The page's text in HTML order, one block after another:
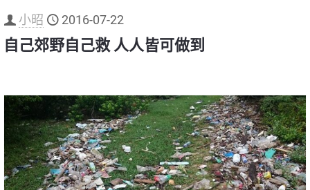
小昭 2016-07-22
自己郊野自己救 人人皆可做到